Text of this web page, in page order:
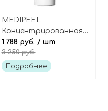
MEDIPEEL
Концентрированная
гель-пенка для
умывания против
пигментации и пост-
1 788 руб. / шт
3 250 руб.
Подробнее